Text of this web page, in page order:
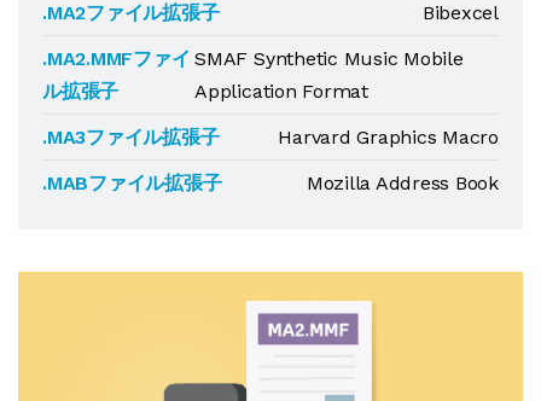
.MA2ファイル拡張子
Bibexcel
.MA2.MMFファイ
ル拡張子
SMAF Synthetic Music Mobile
Application Format
.MA3ファイル拡張子
Harvard Graphics Macro
.MABファイル拡張子
Mozilla Address Book